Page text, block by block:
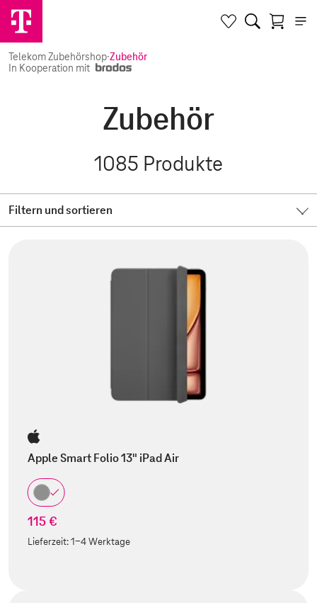
Telekom Zubehörshop·Zubehör
In Kooperation mit
Zubehör
1085 Produkte
Filtern und sortieren
Apple Smart Folio 13" iPad Air
115 €
Lieferzeit:1-4 Werktage